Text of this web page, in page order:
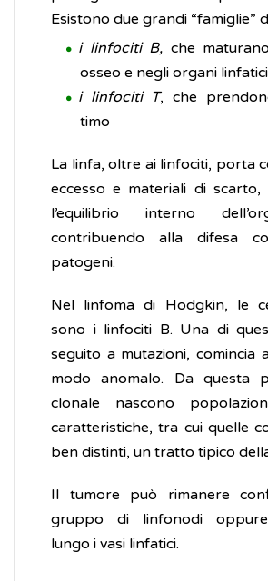
Esistono due grandi “famiglie”
i linfociti B, che
osseo e negli organi linfatici
i linfociti T, che
timo
La linfa, oltre ai linfociti, porta
eccesso e materiali di scarto,
l’equilibrio interno
contribuendo alla difesa
patogeni.
Nel linfoma di Hodgkin, le
sono i linfociti B. Una di
seguito a mutazioni, comincia
modo anomalo. Da questa
clonale nascono
caratteristiche, tra cui quelle
ben distinti, un tratto tipico
Il tumore può rimanere
gruppo di linfonodi
lungo i vasi linfatici.